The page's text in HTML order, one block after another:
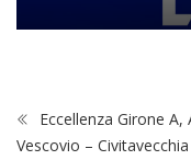
Eccellenza Girone A,
Vescovio –